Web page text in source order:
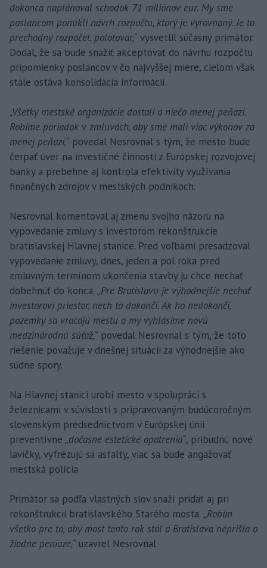
dokonca naplánoval schodok 71 miliónov eur. My sme
poslancom ponúkli návrh rozpočtu, ktorý je vyrovnaný. Je to
prechodný rozpočet, polotovar,“ vysvetlil súčasný primátor.
Dodal, že sa bude snažiť akceptovať do návrhu rozpočtu
pripomienky poslancov v čo najvyššej miere, cieľom však
stále ostáva konsolidácia informácií.
„Všetky mestské organizácie dostali o niečo menej peňazí.
Robíme poriadok v zmluvách, aby sme mali viac výkonov za
menej peňazí,“ povedal Nesrovnal s tým, že mesto bude
čerpať úver na investičné činnosti z Európskej rozvojovej
banky a prebehne aj kontrola efektivity využívania
finančných zdrojov v mestských podnikoch.
Nesrovnal komentoval aj zmenu svojho názoru na
vypovedanie zmluvy s investorom rekonštrukcie
bratislavskej Hlavnej stanice. Pred voľbami presadzoval
vypovedanie zmluvy, dnes, jeden a pol roka pred
zmluvným termínom ukončenia stavby ju chce nechať
dobehnúť do konca. „Pre Bratislavu je výhodnejšie nechať
investorovi priestor, nech to dokončí. Ak ho nedokončí,
pozemky sa vracajú mestu a my vyhlásime novú
medzinárodnú súťaž,“ povedal Nesrovnal s tým, že toto
riešenie považuje v dnešnej situácii za výhodnejšie ako
súdne spory.
Na Hlavnej stanici urobí mesto v spolupráci s
železnicami v súvislosti s pripravovaným budúcoročným
slovenským predsedníctvom v Európskej únii
preventívne „dočasné estetické opatrenia“, pribudnú nové
lavičky, vyfrézujú sa asfalty, viac sa bude angažovať
mestská polícia.
Primátor sa podľa vlastných slov snaží pridať aj pri
rekonštrukcii bratislavského Starého mosta. „Robím
všetko pre to, aby most tento rok stál a Bratislava neprišla o
žiadne peniaze,“ uzavrel Nesrovnal.